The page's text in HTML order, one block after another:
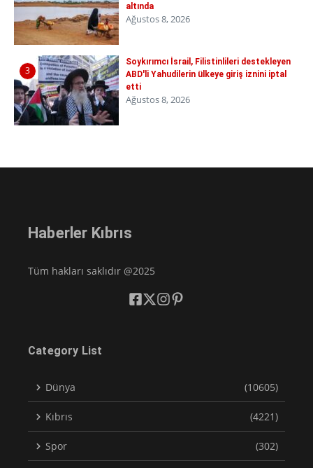
altında
Ağustos 8, 2026
3
Soykırımcı İsrail, Filistinlileri destekleyen
ABD'li Yahudilerin ülkeye giriş iznini iptal
etti
Ağustos 8, 2026
Haberler Kıbrıs
Tüm hakları saklıdır @2025
Category List
Dünya (10605)
Kıbrıs (4221)
Spor (302)